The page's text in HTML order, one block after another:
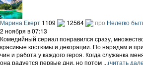
Марина Екерт 1109 12564 про Нелегко
2 ноября в 07:13
Комедийный сериал понравился сразу,
красивые костюмы и декорации. По нарядам и
чин и работа у каждого героя. Когда служанка
она радуется первые дни, но потом ...(читать